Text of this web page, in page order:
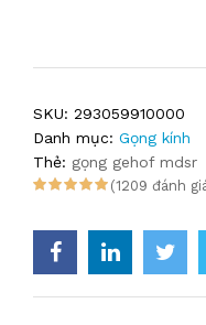
SKU: 293059910000
Danh mục: Gọng kính
Thẻ: gọng gehof mdsr
(1209 đánh